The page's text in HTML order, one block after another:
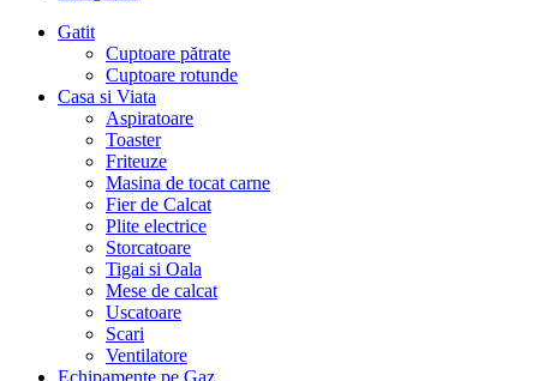
Gatit
Cuptoare pătrate
Cuptoare rotunde
Casa si Viata
Aspiratoare
Toaster
Friteuze
Masina de tocat carne
Fier de Calcat
Plite electrice
Storcatoare
Tigai si Oala
Mese de calcat
Uscatoare
Scari
Ventilatore
Echipamente pe Gaz